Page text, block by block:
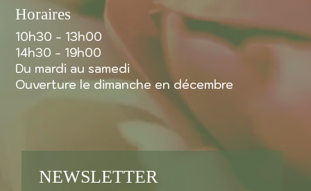
Horaires
10h30 - 13h00
14h30 - 19h00
Du mardi au samedi
Ouverture le dimanche en décembre
NEWSLETTER